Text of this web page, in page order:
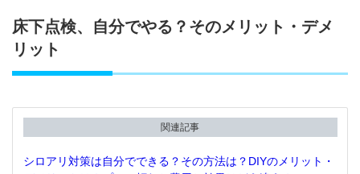
まと
め：
見え
ない
検を
床下点検、自分でやる？そのメリット・デメ
リット
関連記事
シロアリ対策は自分でできる？その方法は？DIYのメリット・